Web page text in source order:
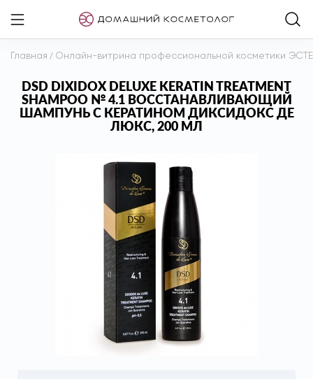
Главная / Онлайн-витрина профессиональной косметики
DSD DIXIDOX DELUXE KERATIN TREATMENT
SHAMPOO № 4.1 ВОССТАНАВЛИВАЮЩИЙ
ШАМПУНЬ С КЕРАТИНОМ ДИКСИДОКС ДЕ
ЛЮКС, 200 МЛ